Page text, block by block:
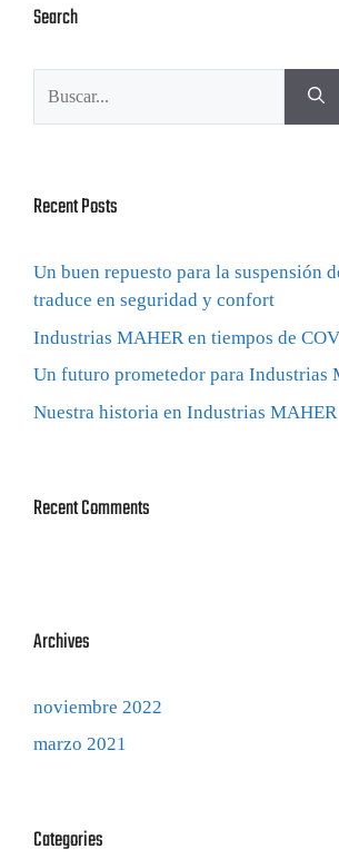
Search
Recent Posts
Un buen repuesto para la suspensión
traduce en seguridad y confort
Industrias MAHER en tiempos de
Un futuro prometedor para Industrias
Nuestra historia en Industrias MAHER
Recent Comments
Archives
noviembre 2022
marzo 2021
Categories